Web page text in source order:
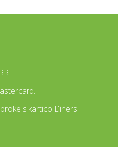
s kartico Diners